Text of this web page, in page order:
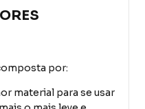
por:
material para se usar